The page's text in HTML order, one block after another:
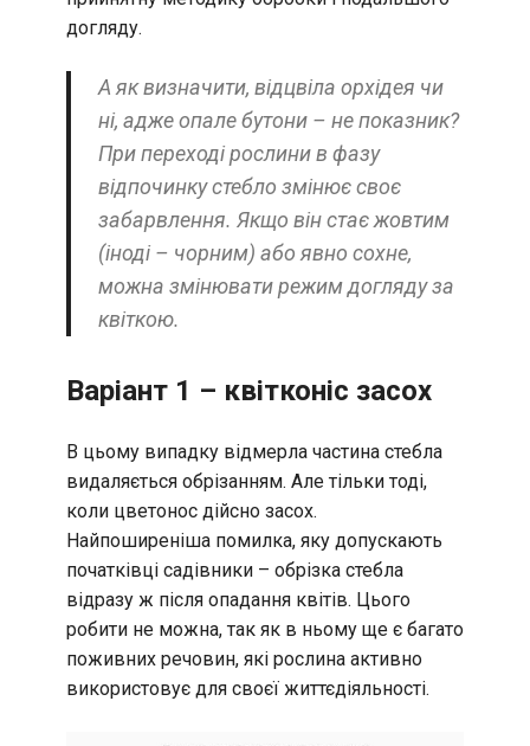
догляду.
А як визначити, відцвіла орхідея чи
ні, адже опале бутони – не показник?
При переході рослини в фазу
відпочинку стебло змінює своє
забарвлення. Якщо він стає жовтим
(іноді – чорним) або явно сохне,
можна змінювати режим догляду за
квіткою.
Варіант 1 – квітконіс засох
В цьому випадку відмерла частина стебла
видаляється обрізанням. Але тільки тоді,
коли цветонос дійсно засох.
Найпоширеніша помилка, яку допускають
початківці садівники – обрізка стебла
відразу ж після опадання квітів. Цього
робити не можна, так як в ньому ще є багато
поживних речовин, які рослина активно
використовує для своєї життєдіяльності.